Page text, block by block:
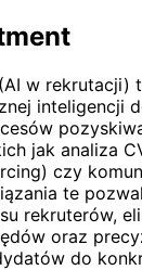
w rekrutacji)
inteligencji
jak analiza
czy
te
rekruterów,
oraz
do